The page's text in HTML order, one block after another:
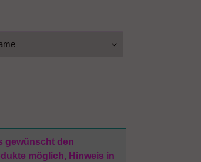
gewünscht den
möglich, Hinweis in